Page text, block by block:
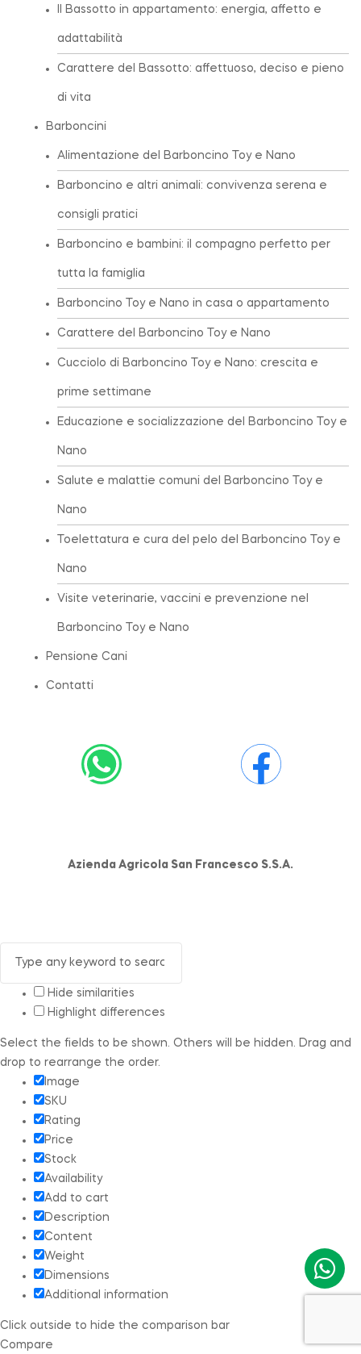
Il Bassotto in appartamento: energia, affetto e
adattabilità
Carattere del Bassotto: affettuoso, deciso e pieno
di vita
Barboncini
Alimentazione del Barboncino Toy e Nano
Barboncino e altri animali: convivenza serena e
consigli pratici
Barboncino e bambini: il compagno perfetto per
tutta la famiglia
Barboncino Toy e Nano in casa o appartamento
Carattere del Barboncino Toy e Nano
Cucciolo di Barboncino Toy e Nano: crescita e
prime settimane
Educazione e socializzazione del Barboncino Toy e
Nano
Salute e malattie comuni del Barboncino Toy e
Nano
Toelettatura e cura del pelo del Barboncino Toy e
Nano
Visite veterinarie, vaccini e prevenzione nel
Barboncino Toy e Nano
Pensione Cani
Contatti
Azienda Agricola San Francesco S.S.A.
Hide similarities
Highlight differences
Select the fields to be shown. Others will be hidden. Drag and
drop to rearrange the order.
Image
SKU
Rating
Price
Stock
Availability
Add to cart
Description
Content
Weight
Dimensions
Additional information
Click outside to hide the comparison bar
Compare